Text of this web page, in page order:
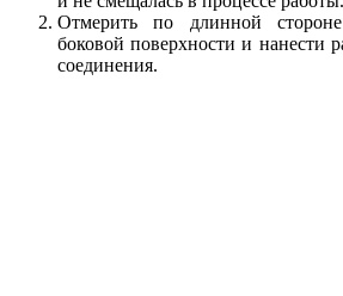
Отмерить по длинной
боковой поверхности и нанести
соединения.